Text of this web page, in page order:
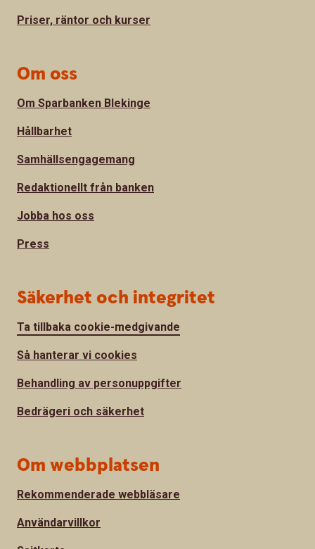
Priser, räntor och kurser
Om oss
Om Sparbanken Blekinge
Hållbarhet
Samhällsengagemang
Redaktionellt från banken
Jobba hos oss
Press
Säkerhet och integritet
Ta tillbaka cookie-medgivande
Så hanterar vi cookies
Behandling av personuppgifter
Bedrägeri och säkerhet
Om webbplatsen
Rekommenderade webbläsare
Användarvillkor